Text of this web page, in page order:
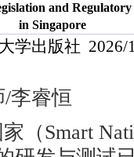
and Regulatory
in Singapore
学出版社 2026/
睿恒
Smart